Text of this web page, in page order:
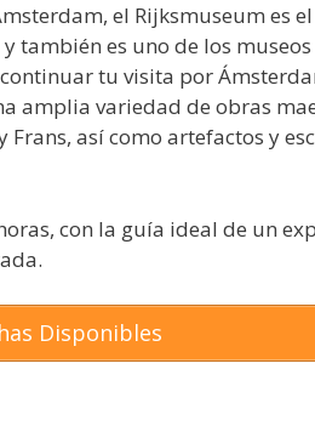
el Rijksmuseum es
también es uno de los
tu visita por
amplia variedad de obras
así como artefactos y
con la guía ideal de un
Disponibles